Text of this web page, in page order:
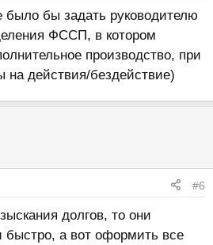
было бы задать руководителю
ФССП, в котором
производство, при
действия/бездействие)
#6
долгов, то они
быстро, а вот оформить все